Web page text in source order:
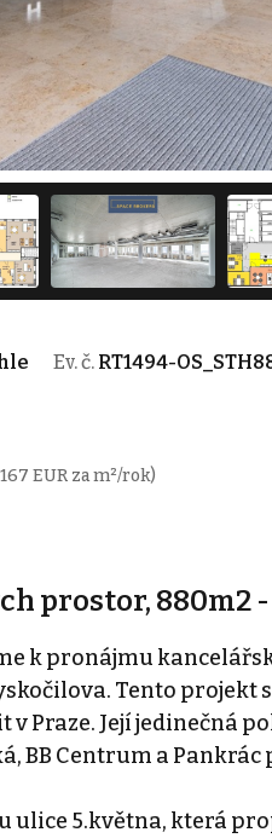
Ev. č. RT1494-
EUR za m²/rok)
prostor, 880m2
k pronájmu
Tento projekt
Praze. Její jedinečná
BB Centrum a
ulice 5.května, která